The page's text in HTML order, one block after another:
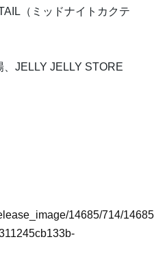
（ミッドナイトカクテ
JELLY JELLY STORE
14685/714/